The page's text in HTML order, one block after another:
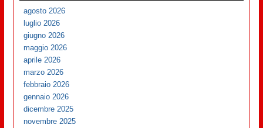
agosto 2026
luglio 2026
giugno 2026
maggio 2026
aprile 2026
marzo 2026
febbraio 2026
gennaio 2026
dicembre 2025
novembre 2025